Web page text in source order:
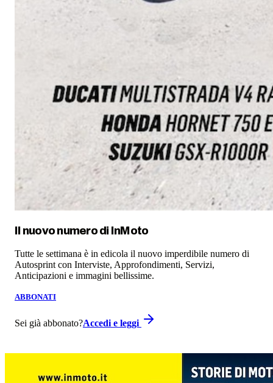
Il nuovo numero di InMoto
Tutte le settimana è in edicola il nuovo imperdibile numero di
Autosprint con Interviste, Approfondimenti, Servizi,
Anticipazioni e immagini bellissime.
ABBONATI
Sei già abbonato?Accedi e leggi